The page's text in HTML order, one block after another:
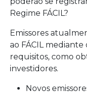
Regime FÁCIL?
Emissores
ao FÁCIL
requisitos, como
investidores.
Novos